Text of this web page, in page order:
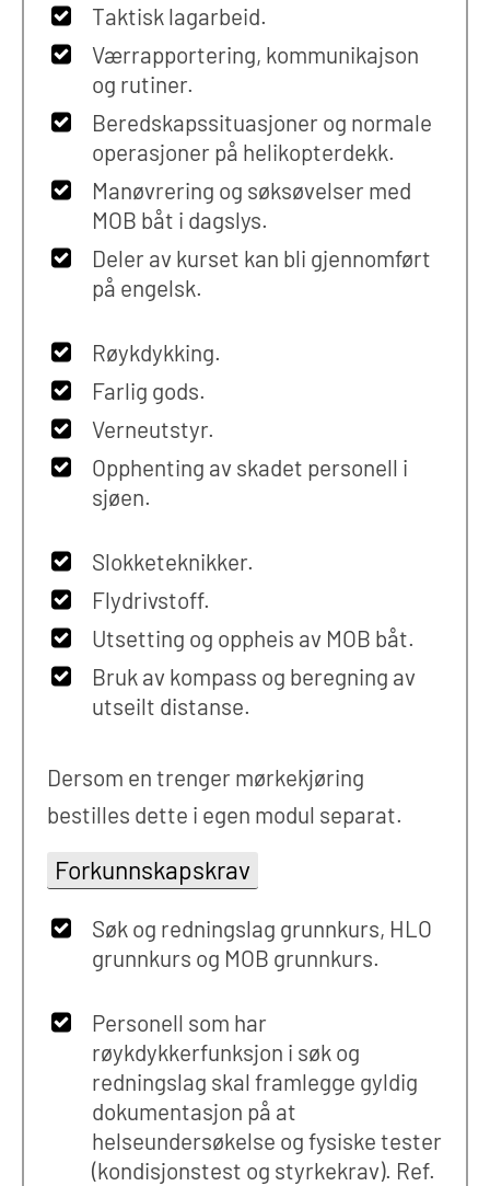
Taktisk lagarbeid.
Værrapportering, kommunikajson
og rutiner.
Beredskapssituasjoner og normale
operasjoner på helikopterdekk.
Manøvrering og søksøvelser med
MOB båt i dagslys.
Deler av kurset kan bli gjennomført
på engelsk.
Røykdykking.
Farlig gods.
Verneutstyr.
Opphenting av skadet personell i
sjøen.
Slokketeknikker.
Flydrivstoff.
Utsetting og oppheis av MOB båt.
Bruk av kompass og beregning av
utseilt distanse.
Dersom en trenger mørkekjøring
bestilles dette i egen modul separat.
Forkunnskapskrav
Søk og redningslag grunnkurs, HLO
grunnkurs og MOB grunnkurs.
Personell som har
røykdykkerfunksjon i søk og
redningslag skal framlegge gyldig
dokumentasjon på at
helseundersøkelse og fysiske tester
(kondisjonstest og styrkekrav). Ref.